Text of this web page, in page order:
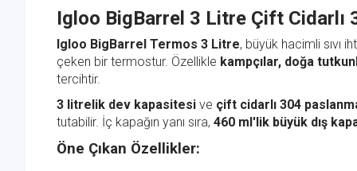
Igloo BigBarrel 3 Litre Çift Cidarlı
Igloo BigBarrel Termos 3 Litre, büyük hacimli sıvı
çeken bir termostur. Özellikle kampçılar, doğa
tercihtir.
3 litrelik dev kapasitesi ve çift cidarlı 304
tutabilir. İç kapağın yanı sıra, 460 ml'lik büyük dış
Öne Çıkan Özellikler: